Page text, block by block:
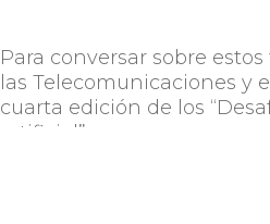
Para conversar sobre
las Telecomunicaciones y
cuarta edición de los
artificial”.